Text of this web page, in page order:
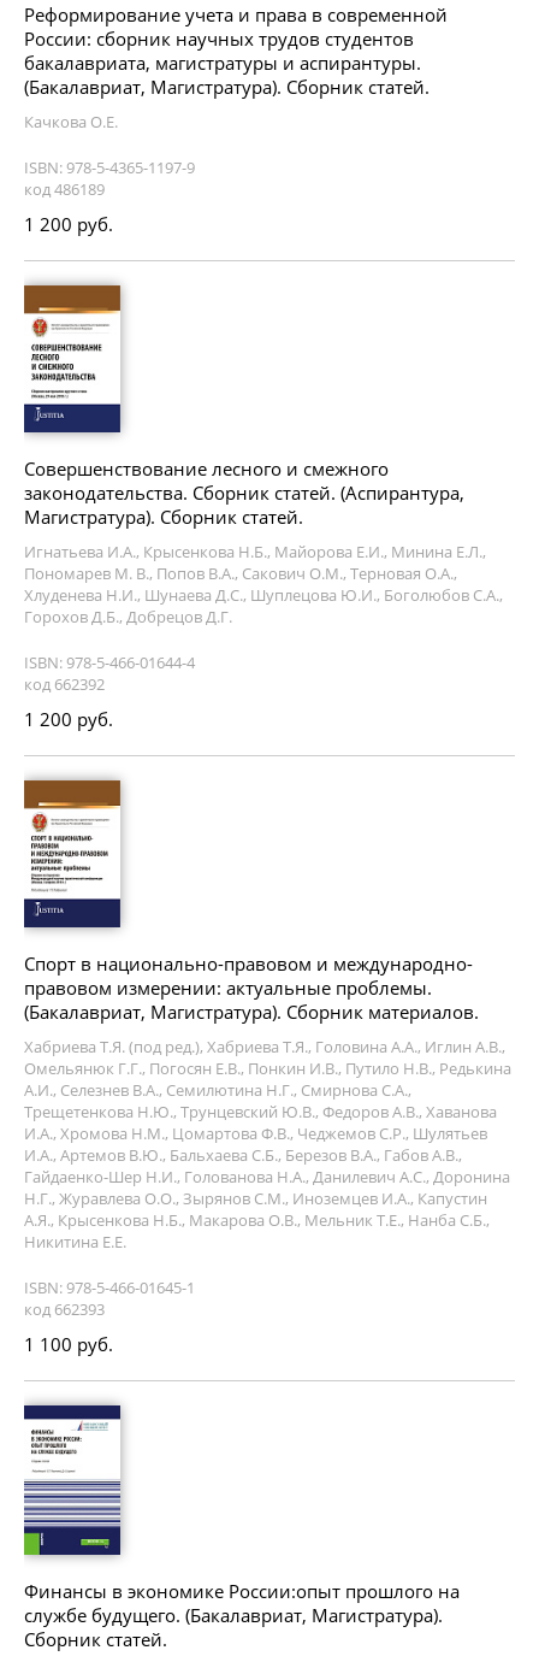
Реформирование учета и права в современной
России: сборник научных трудов студентов
бакалавриата, магистратуры и аспирантуры.
(Бакалавриат, Магистратура). Сборник статей.
Качкова О.Е.
ISBN: 978-5-4365-1197-9
код 486189
1 200 руб.
Совершенствование лесного и смежного
законодательства. Сборник статей. (Аспирантура,
Магистратура). Сборник статей.
Игнатьева И.А., Крысенкова Н.Б., Майорова Е.И., Минина Е.Л.,
Пономарев М. В., Попов В.А., Сакович О.М., Терновая О.А.,
Хлуденева Н.И., Шунаева Д.С., Шуплецова Ю.И., Боголюбов С.А.,
Горохов Д.Б., Добрецов Д.Г.
ISBN: 978-5-466-01644-4
код 662392
1 200 руб.
Спорт в национально-правовом и международно-
правовом измерении: актуальные проблемы.
(Бакалавриат, Магистратура). Сборник материалов.
Хабриева Т.Я. (под ред.), Хабриева Т.Я., Головина А.А., Иглин А.В.,
Омельянюк Г.Г., Погосян Е.В., Понкин И.В., Путило Н.В., Редькина
А.И., Селезнев В.А., Семилютина Н.Г., Смирнова С.А.,
Трещетенкова Н.Ю., Трунцевский Ю.В., Федоров А.В., Хаванова
И.А., Хромова Н.М., Цомартова Ф.В., Чеджемов С.Р., Шулятьев
И.А., Артемов В.Ю., Бальхаева С.Б., Березов В.А., Габов А.В.,
Гайдаенко-Шер Н.И., Голованова Н.А., Данилевич А.С., Доронина
Н.Г., Журавлева О.О., Зырянов С.М., Иноземцев И.А., Капустин
А.Я., Крысенкова Н.Б., Макарова О.В., Мельник Т.Е., Нанба С.Б.,
Никитина Е.Е.
ISBN: 978-5-466-01645-1
код 662393
1 100 руб.
Финансы в экономике России:опыт прошлого на
службе будущего. (Бакалавриат, Магистратура).
Сборник статей.